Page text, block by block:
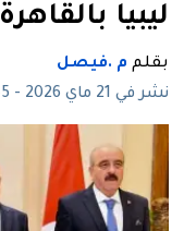
ليبيا بالقاهرة
بقلم م .فيصل
نشر في 21 ماي 2026 - 17:45